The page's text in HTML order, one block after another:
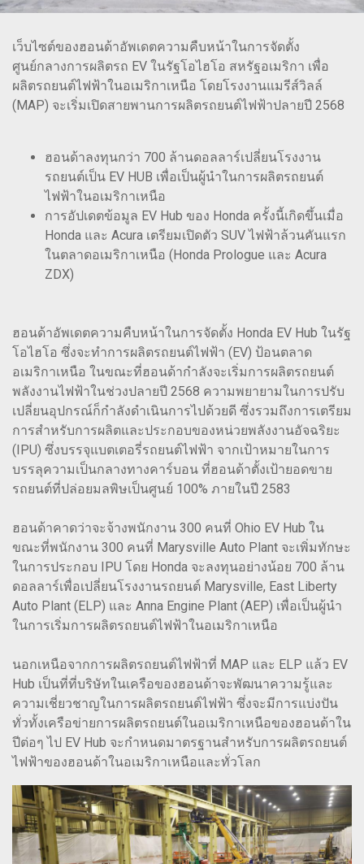
เว็บไซต์ของฮอนด้าอัพเดตความคืบหน้าในการจัดตั้ง
ศูนย์กลางการผลิตรถ EV ในรัฐโอไฮโอ สหรัฐอเมริกา เพื่อ
ผลิตรถยนต์ไฟฟ้าในอเมริกาเหนือ โดยโรงงานแมรีส์วิลล์
(MAP) จะเริ่มเปิดสายพานการผลิตรถยนต์ไฟฟ้าปลายปี 2568
ฮอนด้าลงทุนกว่า 700 ล้านดอลลาร์เปลี่ยนโรงงาน
รถยนต์เป็น EV HUB เพื่อเป็นผู้นำในการผลิตรถยนต์
ไฟฟ้าในอเมริกาเหนือ
การอัปเดตข้อมูล EV Hub ของ Honda ครั้งนี้เกิดขึ้นเมื่อ
Honda และ Acura เตรียมเปิดตัว SUV ไฟฟ้าล้วนคันแรก
ในตลาดอเมริกาเหนือ (Honda Prologue และ Acura
ZDX)
ฮอนด้าอัพเดตความคืบหน้าในการจัดตั้ง Honda EV Hub ในรัฐ
โอไฮโอ ซึ่งจะทำการผลิตรถยนต์ไฟฟ้า (EV) ป้อนตลาด
อเมริกาเหนือ ในขณะที่ฮอนด้ากำลังจะเริ่มการผลิตรถยนต์
พลังงานไฟฟ้าในช่วงปลายปี 2568 ความพยายามในการปรับ
เปลี่ยนอุปกรณ์ก็กำลังดำเนินการไปด้วยดี ซึ่งรวมถึงการเตรียม
การสำหรับการผลิตและประกอบของหน่วยพลังงานอัจฉริยะ
(IPU) ซึ่งบรรจุแบตเตอรี่รถยนต์ไฟฟ้า จากเป้าหมายในการ
บรรลุความเป็นกลางทางคาร์บอน ที่ฮอนด้าตั้งเป้ายอดขาย
รถยนต์ที่ปล่อยมลพิษเป็นศูนย์ 100% ภายในปี 2583
ฮอนด้าคาดว่าจะจ้างพนักงาน 300 คนที่ Ohio EV Hub ใน
ขณะที่พนักงาน 300 คนที่ Marysville Auto Plant จะเพิ่มทักษะ
ในการประกอบ IPU โดย Honda จะลงทุนอย่างน้อย 700 ล้าน
ดอลลาร์เพื่อเปลี่ยนโรงงานรถยนต์ Marysville, East Liberty
Auto Plant (ELP) และ Anna Engine Plant (AEP) เพื่อเป็นผู้นำ
ในการเริ่มการผลิตรถยนต์ไฟฟ้าในอเมริกาเหนือ
นอกเหนือจากการผลิตรถยนต์ไฟฟ้าที่ MAP และ ELP แล้ว EV
Hub เป็นที่ที่บริษัทในเครือของฮอนด้าจะพัฒนาความรู้และ
ความเชี่ยวชาญในการผลิตรถยนต์ไฟฟ้า ซึ่งจะมีการแบ่งปัน
ทั่วทั้งเครือข่ายการผลิตรถยนต์ในอเมริกาเหนือของฮอนด้าใน
ปีต่อๆ ไป EV Hub จะกำหนดมาตรฐานสำหรับการผลิตรถยนต์
ไฟฟ้าของฮอนด้าในอเมริกาเหนือและทั่วโลก